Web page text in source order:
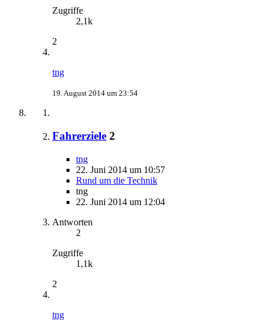
Zugriffe
2,1k
2
tng
19. August 2014 um 23:54
Fahrerziele 2
tng
22. Juni 2014 um 10:57
Rund um die Technik
tng
22. Juni 2014 um 12:04
Antworten
2
Zugriffe
1,1k
2
tng